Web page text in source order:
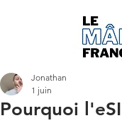
Pourquoi
Jonathan
1 juin